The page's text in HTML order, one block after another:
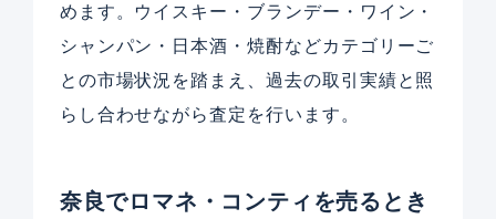
めます。ウイスキー・ブランデー・ワイン・
シャンパン・日本酒・焼酎などカテゴリーご
との市場状況を踏まえ、過去の取引実績と照
らし合わせながら査定を行います。
奈良でロマネ・コンティを売るとき